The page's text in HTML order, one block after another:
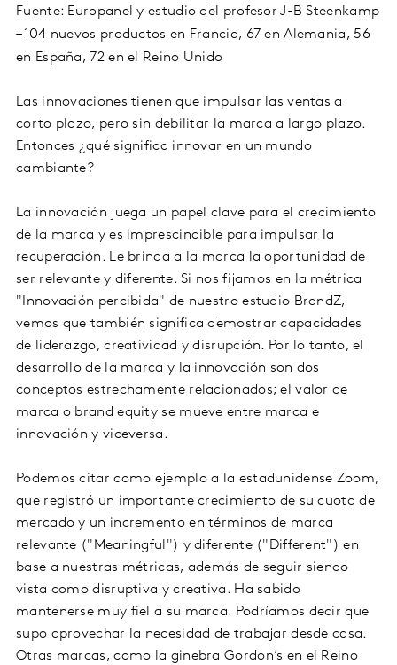
Fuente: Europanel y estudio del profesor J-B Steenkamp
– 104 nuevos productos en Francia, 67 en Alemania, 56
en España, 72 en el Reino Unido
Las innovaciones tienen que impulsar las ventas a
corto plazo, pero sin debilitar la marca a largo plazo.
Entonces ¿qué significa innovar en un mundo
cambiante?
La innovación juega un papel clave para el crecimiento
de la marca y es imprescindible para impulsar la
recuperación. Le brinda a la marca la oportunidad de
ser relevante y diferente. Si nos fijamos en la métrica
"Innovación percibida" de nuestro estudio BrandZ,
vemos que también significa demostrar capacidades
de liderazgo, creatividad y disrupción. Por lo tanto, el
desarrollo de la marca y la innovación son dos
conceptos estrechamente relacionados; el valor de
marca o brand equity se mueve entre marca e
innovación y viceversa.
Podemos citar como ejemplo a la estadunidense Zoom,
que registró un importante crecimiento de su cuota de
mercado y un incremento en términos de marca
relevante ("Meaningful") y diferente ("Different") en
base a nuestras métricas, además de seguir siendo
vista como disruptiva y creativa. Ha sabido
mantenerse muy fiel a su marca. Podríamos decir que
supo aprovechar la necesidad de trabajar desde casa.
Otras marcas, como la ginebra Gordon’s en el Reino